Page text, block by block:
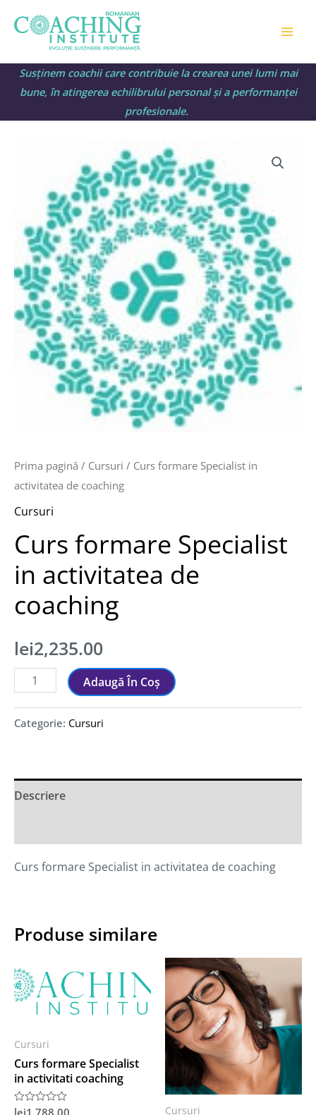
Susținem coachii care contribuie la crearea unei lumi mai
bune, în atingerea echilibrului personal și a performanței
profesionale.
Prima pagină / Cursuri / Curs formare Specialist in
activitatea de coaching
Cursuri
Curs formare Specialist
in activitatea de
coaching
lei2,235.00
formare
Specialist
in
activitatea
de
coaching
Adaugă În Coș
Categorie: Cursuri
Descriere
Curs formare Specialist in activitatea de coaching
Produse similare
Cursuri
Curs formare Specialist
in activitati coaching
Evaluat
Cursuri